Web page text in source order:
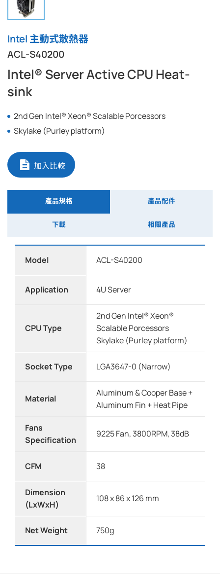
Intel 主動式散熱器
ACL-S40200
Intel® Server Active CPU Heat-
sink
2nd Gen Intel® Xeon® Scalable Porcessors
Skylake (Purley platform)
加入比較
產品規格 產品配件
下載 相關產品
Model ACL-S40200
Application 4U Server
CPU Type
2nd Gen Intel® Xeon®
Scalable Porcessors
Skylake (Purley platform)
Socket Type LGA3647-0 (Narrow)
Material
Aluminum & Cooper Base +
Aluminum Fin + Heat Pipe
Fans
Specification
9225 Fan, 3800RPM, 38dB
CFM 38
Dimension
(LxWxH)
108 x 86 x 126 mm
Net Weight 750g